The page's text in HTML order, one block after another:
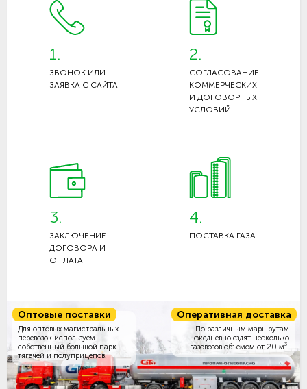
1.
ЗВОНОК ИЛИ
ЗАЯВКА С САЙТА
2.
СОГЛАСОВАНИЕ
КОММЕРЧЕСКИХ
И ДОГОВОРНЫХ
УСЛОВИЙ
3.
ЗАКЛЮЧЕНИЕ
ДОГОВОРА И
ОПЛАТА
4.
ПОСТАВКА ГАЗА
Оптовые поставки
Для оптовых магистральных
перевозок используем
собственный большой парк
тягачей и полуприцепов.
Оперативная доставка
По различным маршрутам
ежедневно ездят несколько
газовозов объемом от 20 м3